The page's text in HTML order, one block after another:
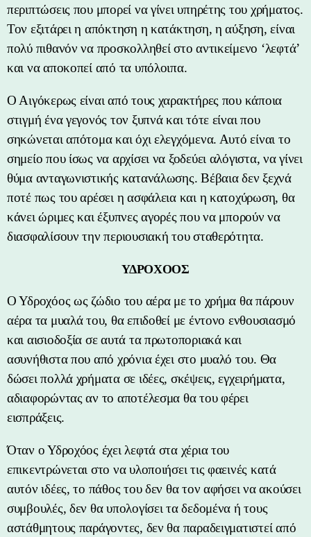
περιπτώσεις που μπορεί να γίνει υπηρέτης του χρήματος.
Τον εξιτάρει η απόκτηση η κατάκτηση, η αύξηση, είναι
πολύ πιθανόν να προσκολληθεί στο αντικείμενο ‘λεφτά’
και να αποκοπεί από τα υπόλοιπα.
Ο Αιγόκερως είναι από τους χαρακτήρες που κάποια
στιγμή ένα γεγονός τον ξυπνά και τότε είναι που
σηκώνεται απότομα και όχι ελεγχόμενα. Αυτό είναι το
σημείο που ίσως να αρχίσει να ξοδεύει αλόγιστα, να γίνει
θύμα ανταγωνιστικής κατανάλωσης. Βέβαια δεν ξεχνά
ποτέ πως του αρέσει η ασφάλεια και η κατοχύρωση, θα
κάνει ώριμες και έξυπνες αγορές που να μπορούν να
διασφαλίσουν την περιουσιακή του σταθερότητα.
ΥΔΡΟΧΟΟΣ
Ο Υδροχόος ως ζώδιο του αέρα με το χρήμα θα πάρουν
αέρα τα μυαλά του, θα επιδοθεί με έντονο ενθουσιασμό
και αισιοδοξία σε αυτά τα πρωτοποριακά και
ασυνήθιστα που από χρόνια έχει στο μυαλό του. Θα
δώσει πολλά χρήματα σε ιδέες, σκέψεις, εγχειρήματα,
αδιαφορώντας αν το αποτέλεσμα θα του φέρει
εισπράξεις.
Όταν ο Υδροχόος έχει λεφτά στα χέρια του
επικεντρώνεται στο να υλοποιήσει τις φαεινές κατά
αυτόν ιδέες, το πάθος του δεν θα τον αφήσει να ακούσει
συμβουλές, δεν θα υπολογίσει τα δεδομένα ή τους
αστάθμητους παράγοντες, δεν θα παραδειγματιστεί από